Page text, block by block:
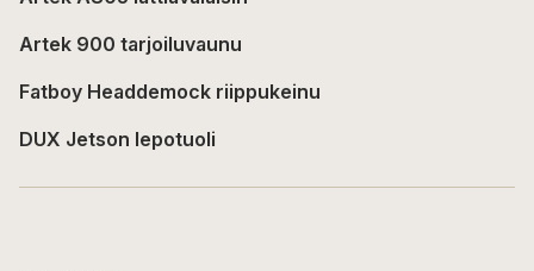
Artek 900 tarjoiluvaunu
Fatboy Headdemock riippukeinu
DUX Jetson lepotuoli